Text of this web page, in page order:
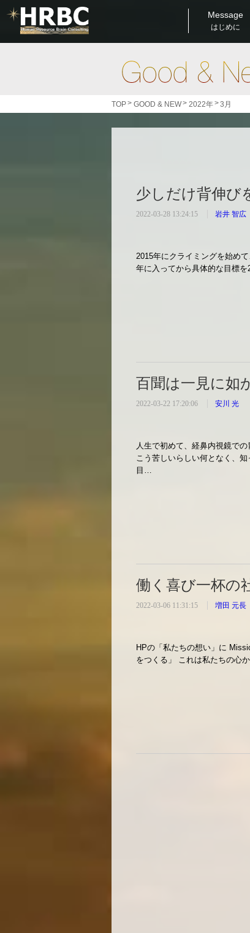
Message
はじめに
TOP> GOOD & NEW> 2022年>3月
少しだけ背伸び
2022-03-28 13:24:15 岩井 智広
2015年にクライミングを始め
年に入ってから具体的な目標
百聞は一見に如
2022-03-22 17:20:06 安川 光
人生で初めて、経鼻内視鏡で
こう苦しいらしい何となく、
目…
働く喜び一杯の
2022-03-06 11:31:15 増田 元長
HPの「私たちの想い」に
をつくる」 これは私たちの心